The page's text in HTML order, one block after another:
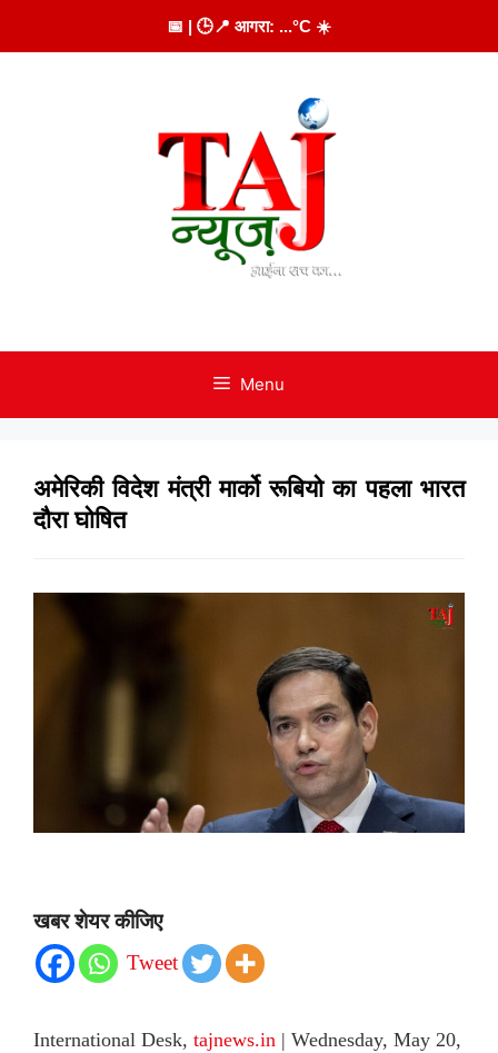
to
📅 | 🕒📍 आगरा: ...°C ☀️
Menu
अमेरिकी विदेश मंत्री मार्को रूबियो का पहला भारत
दौरा घोषित
खबर शेयर कीजिए
Tweet
International Desk, tajnews.in | Wednesday, May 20,